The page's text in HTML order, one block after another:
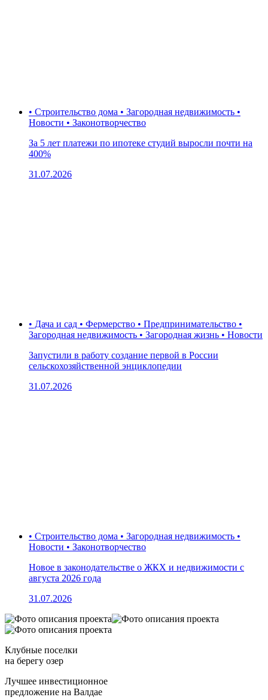
• Строительство дома • Загородная недвижимость •
Новости • Законотворчество
За 5 лет платежи по ипотеке студий выросли почти на
400%
31.07.2026
• Дача и сад • Фермерство • Предпринимательство •
Загородная недвижимость • Загородная жизнь • Новости
Запустили в работу создание первой в России
сельскохозяйственной энциклопедии
31.07.2026
• Строительство дома • Загородная недвижимость •
Новости • Законотворчество
Новое в законодательстве о ЖКХ и недвижимости с
августа 2026 года
31.07.2026
Клубные поселки
на берегу озер
Лучшее инвестиционное
предложение на Валдае